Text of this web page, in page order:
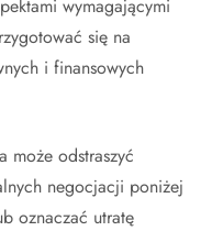
wymagającymi
się na
i finansowych
może odstraszyć
negocjacji poniżej
oznaczać utratę